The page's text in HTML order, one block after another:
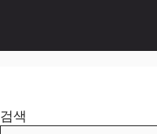
검색